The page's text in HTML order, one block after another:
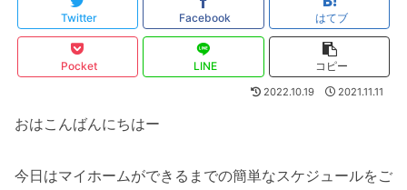
Twitter Facebook はてブ
Pocket LINE コピー
2022.10.19 2021.11.11
おはこんばんにちはー
今日はマイホームができるまでの簡単なスケジュールをご